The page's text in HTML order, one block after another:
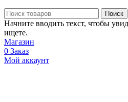
Поиск
Начните вводить текст, чтобы
ищете.
Магазин
0 Заказ
Мой аккаунт